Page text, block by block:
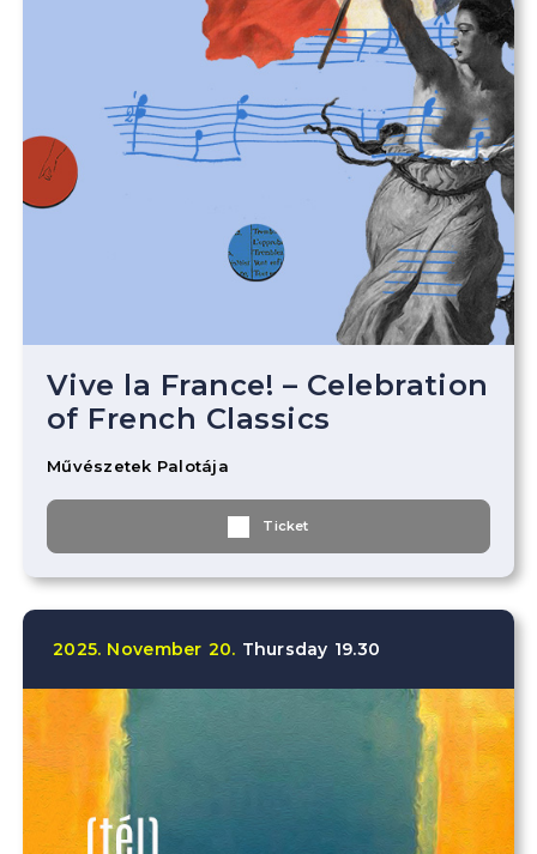
Vive la France! – Celebration
of French Classics
Művészetek Palotája
Ticket
2025. November 20. Thursday 19.30